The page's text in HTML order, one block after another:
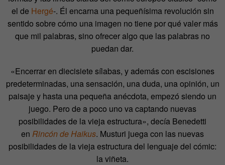
el de Hergé-. Él encarna una pequeñísima revolución sin
sentido sobre cómo una imagen no tiene por qué valer más
que mil palabras, sino ofrecer algo que las palabras no
puedan dar.
«Encerrar en diecisiete sílabas, y además con escisiones
predeterminadas, una sensación, una duda, una opinión, un
paisaje y hasta una pequeña anécdota, empezó siendo un
juego. Pero de a poco uno va captando nuevas
posibilidades de la vieja estructura», decía Benedetti
en Rincón de Haikus. Musturi juega con las nuevas
posibilidades de la vieja estructura del lenguaje del cómic:
la viñeta.